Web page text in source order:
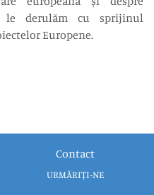
le derulăm cu sprijinul
Europene.
Contact
URMĂRIȚI-NE